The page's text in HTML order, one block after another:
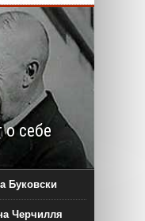
себе
Буковски
Черчилля